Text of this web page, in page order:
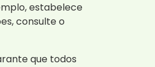
estabelece
consulte o
que todos